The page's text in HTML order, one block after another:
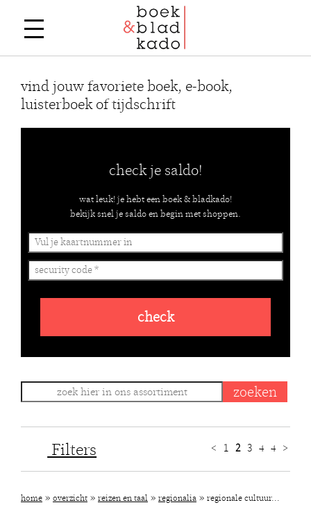
vind jouw favoriete boek, e-book,
luisterboek of tijdschrift
check je saldo!
wat leuk! je hebt een boek & bladkado!
bekijk snel je saldo en begin met shoppen.
check
Filters < 1 2 3 4 4 >
home » overzicht » reizen en taal » regionalia » regionale cultuur...